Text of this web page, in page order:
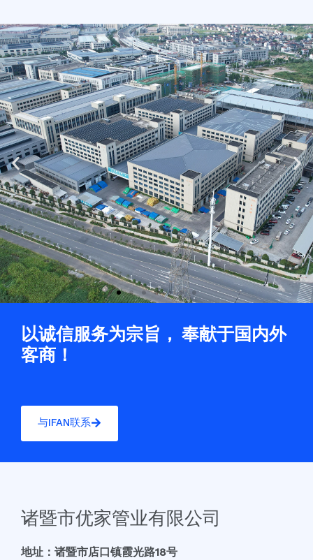
Previous
slide
以诚信服务为宗旨， 奉献于国内外
客商！
与IFAN联系
诸暨市优家管业有限公司
地址：诸暨市店口镇霞光路18号